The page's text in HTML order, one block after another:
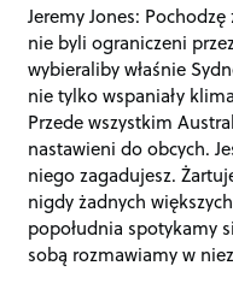
Jeremy Jones:
nie byli ograniczeni
wybieraliby właśnie
nie tylko wspaniały
Przede wszystkim
nastawieni do obcych.
niego zagadujesz.
nigdy żadnych
popołudnia spotykamy
sobą rozmawiamy w